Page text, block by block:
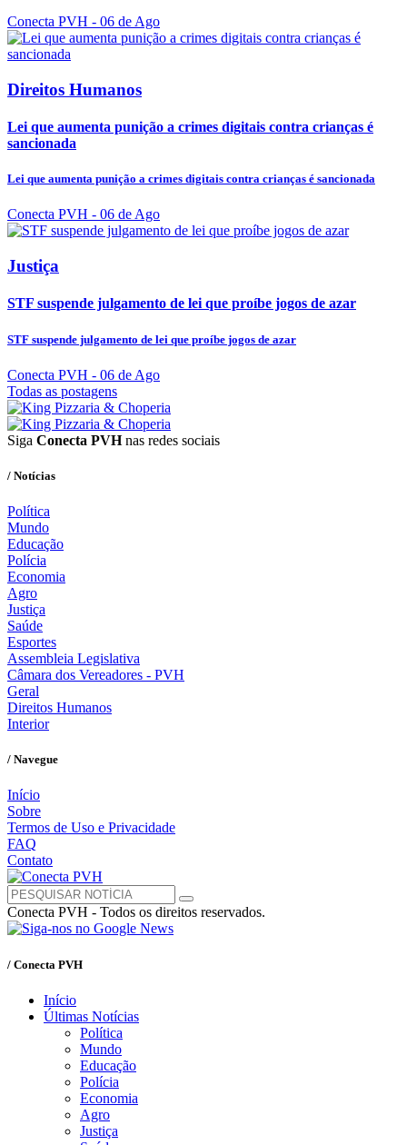
Conecta PVH - 06 de Ago
Direitos Humanos
Lei que aumenta punição a crimes digitais contra crianças é
sancionada
Lei que aumenta punição a crimes digitais contra crianças é sancionada
Conecta PVH - 06 de Ago
Justiça
STF suspende julgamento de lei que proíbe jogos de azar
STF suspende julgamento de lei que proíbe jogos de azar
Conecta PVH - 06 de Ago
Todas as postagens
Siga Conecta PVHnas redes sociais
/ Notícias
Política
Mundo
Educação
Polícia
Economia
Agro
Justiça
Saúde
Esportes
Assembleia Legislativa
Câmara dos Vereadores - PVH
Geral
Direitos Humanos
Interior
/ Navegue
Início
Sobre
Termos de Uso e Privacidade
FAQ
Contato
Conecta PVH - Todos os direitos reservados.
/ Conecta PVH
Início
Últimas Notícias
Política
Mundo
Educação
Polícia
Economia
Agro
Justiça